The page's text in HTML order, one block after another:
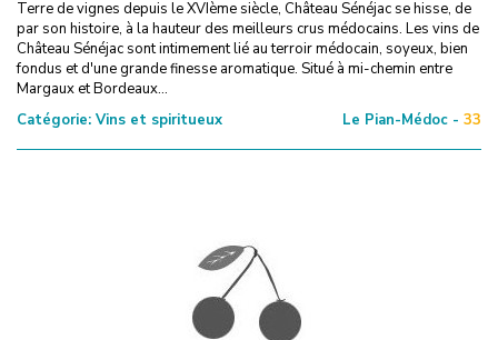
Terre de vignes depuis le XVIème siècle, Château Sénéjac se hisse, de
par son histoire, à la hauteur des meilleurs crus médocains. Les vins de
Château Sénéjac sont intimement lié au terroir médocain, soyeux, bien
fondus et d'une grande finesse aromatique. Situé à mi-chemin entre
Margaux et Bordeaux...
Catégorie: Vins et spiritueux Le Pian-Médoc - 33